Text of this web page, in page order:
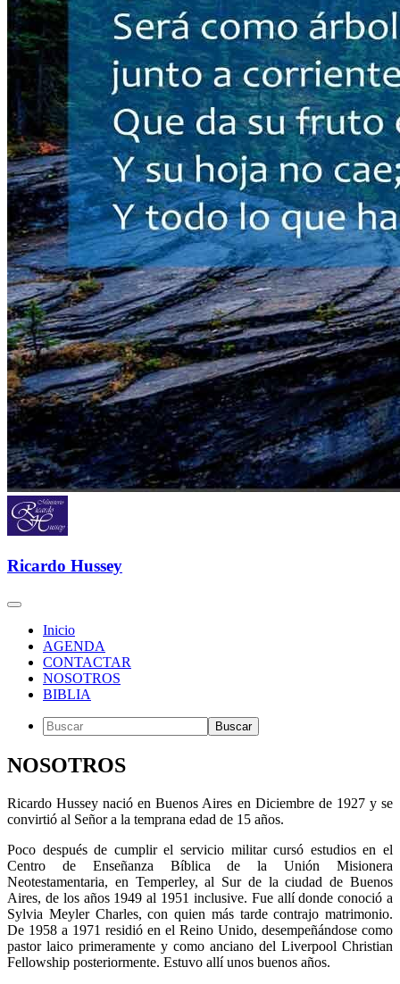
Ricardo Hussey
Inicio
AGENDA
CONTACTAR
NOSOTROS
BIBLIA
NOSOTROS
Ricardo Hussey nació en Buenos Aires en Diciembre de 1927 y se
convirtió al Señor a la temprana edad de 15 años.
Poco después de cumplir el servicio militar cursó estudios en el
Centro de Enseñanza Bíblica de la Unión Misionera
Neotestamentaria, en Temperley, al Sur de la ciudad de Buenos
Aires, de los años 1949 al 1951 inclusive. Fue allí donde conoció a
Sylvia Meyler Charles, con quien más tarde contrajo matrimonio.
De 1958 a 1971 residió en el Reino Unido, desempeñándose como
pastor laico primeramente y como anciano del Liverpool Christian
Fellowship posteriormente. Estuvo allí unos buenos años.